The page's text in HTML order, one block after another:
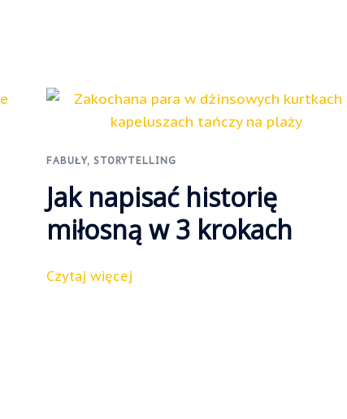
FABUŁY, STORYTELLING
Jak napisać historię
miłosną w 3 krokach
Czytaj więcej